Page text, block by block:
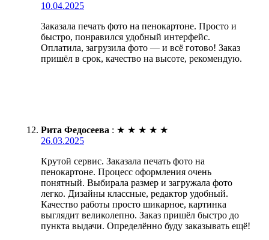
10.04.2025
Заказала печать фото на пенокартоне. Просто и
быстро, понравился удобный интерфейс.
Оплатила, загрузила фото — и всё готово! Заказ
пришёл в срок, качество на высоте, рекомендую.
Рита Федосеева : ★ ★ ★ ★ ★
26.03.2025
Крутой сервис. Заказала печать фото на
пенокартоне. Процесс оформления очень
понятный. Выбирала размер и загружала фото
легко. Дизайны классные, редактор удобный.
Качество работы просто шикарное, картинка
выглядит великолепно. Заказ пришёл быстро до
пункта выдачи. Определённо буду заказывать ещё!